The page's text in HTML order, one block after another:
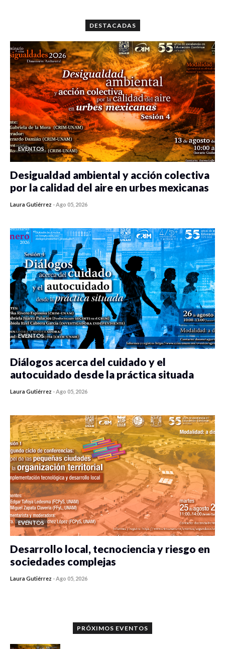
DESTACADAS
EVENTOS
Desigualdad ambiental y acción colectiva
por la calidad del aire en urbes mexicanas
Laura Gutiérrez - Ago 05, 2026
EVENTOS
Diálogos acerca del cuidado y el
autocuidado desde la práctica situada
Laura Gutiérrez - Ago 05, 2026
EVENTOS
Desarrollo local, tecnociencia y riesgo en
sociedades complejas
Laura Gutiérrez - Ago 05, 2026
PRÓXIMOS EVENTOS